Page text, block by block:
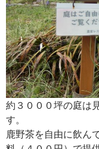
約３０００坪の庭は
す。
鹿野茶を自由に飲ん